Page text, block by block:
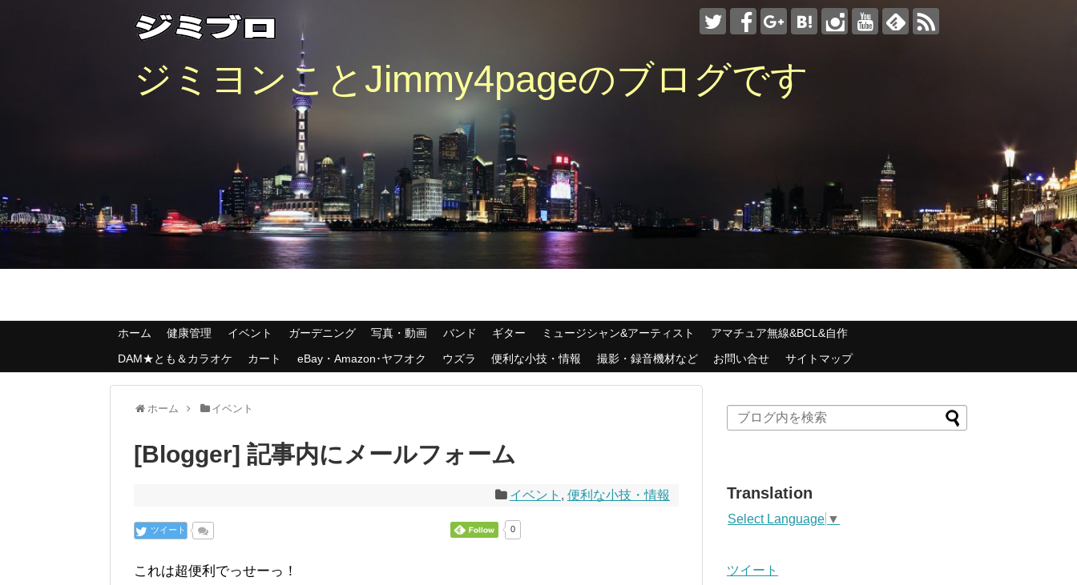
ジミヨンことJimmy4pageのブログです
ホーム 健康管理 イベント ガーデニング 写真・動画 バンド ギター ミュージシャン&アーティスト
アマチュア無線&BCL&自作
DAM★とも＆カラオケ
カート eBay・Amazon･ヤフオク ウズラ 便利な小技・情報 撮影・録音機材など お問い合せ サイトマップ
ホーム イベント
[Blogger] 記事内にメールフォーム
イベント , 便利な小技・情報
ツイート 0
これは超便利でっせーっ！
Translation
Select Language ▼
ツイート